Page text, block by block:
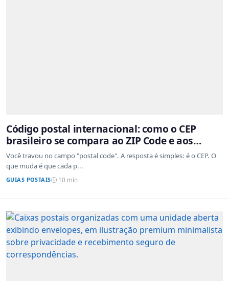
Código postal internacional: como o CEP
brasileiro se compara ao ZIP Code e aos
sistemas de outros países
Você travou no campo "postal code". A resposta é simples: é o CEP. O
que muda é que cada p...
GUIAS POSTAIS 10 min